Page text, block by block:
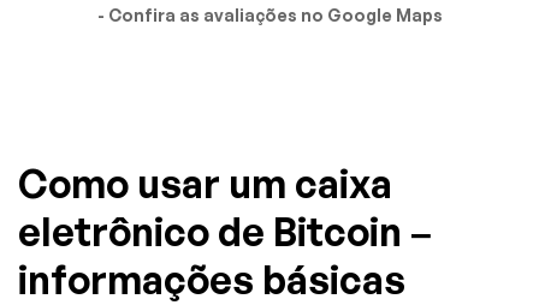
- Confira as avaliações no Google Maps
Como usar um caixa
eletrônico de Bitcoin –
informações básicas